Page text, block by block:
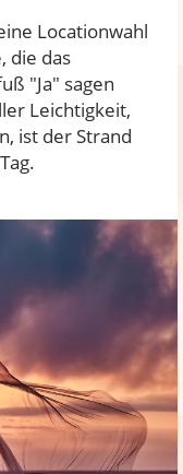
Locationwahl
die das
"Ja" sagen
Leichtigkeit,
ist der Strand